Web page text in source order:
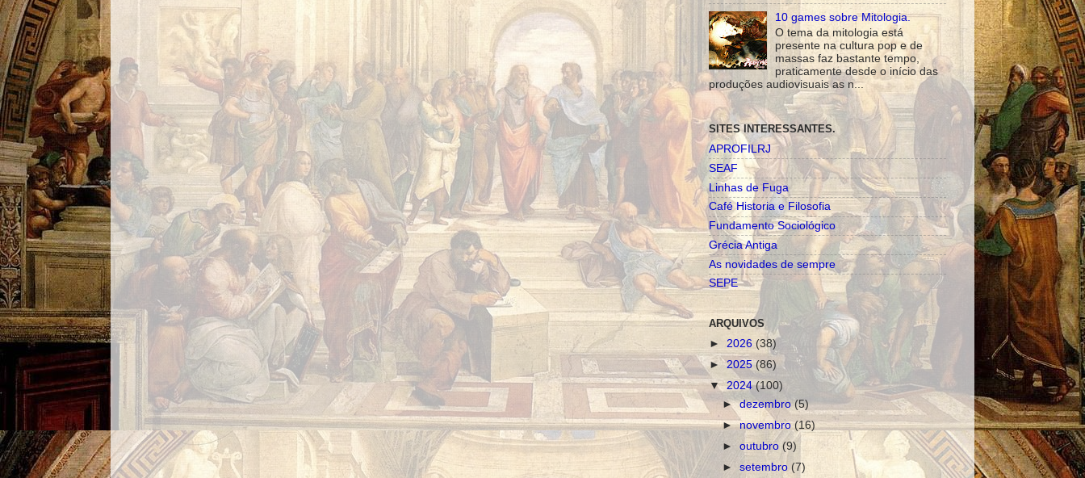
10 games sobre Mitologia.
O tema da mitologia está
presente na cultura pop e de
massas faz bastante tempo,
praticamente desde o início das
produções audiovisuais as n...
SITES INTERESSANTES.
APROFILRJ
SEAF
Linhas de Fuga
Café Historia e Filosofia
Fundamento Sociológico
Grécia Antiga
As novidades de sempre
SEPE
ARQUIVOS
► 2026 (38)
►2025(86)
▼2024(100)
►dezembro(5)
►novembro(16)
►outubro(9)
►setembro(7)